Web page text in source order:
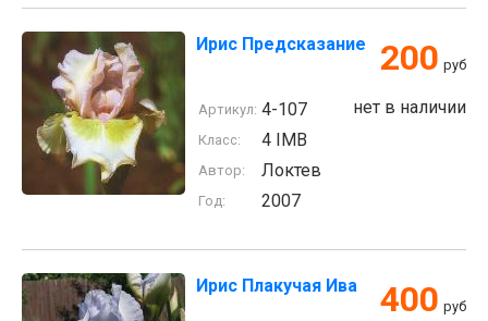
Ирис Предсказание 200 руб
нет в наличии
Артикул: 4-107
Класс: 4 IMB
Автор: Локтев
Год: 2007
Ирис Плакучая Ива 400 руб